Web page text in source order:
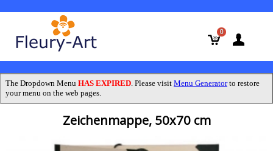
0
The Dropdown Menu HAS EXPIRED. Please visit Menu Generatorto restore
your menu on the web pages.
Zeichenmappe, 50x70 cm